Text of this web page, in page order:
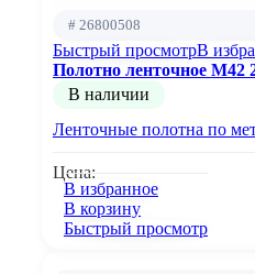
# 26800508
Быстрый просмотрВ
Полотно ленточное
В наличии
Ленточные полотна по
Цена:
В избранное
В корзину
Быстрый просмотр